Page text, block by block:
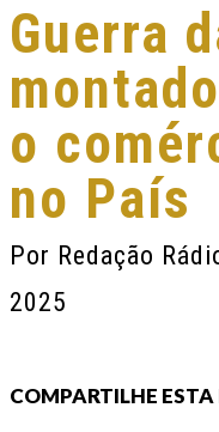
Guerra
o
no País
Por Redação
2025
COMPARTILHE